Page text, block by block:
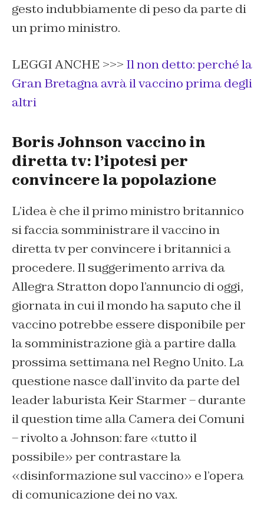
gesto indubbiamente di peso da parte di
un primo ministro.
LEGGI ANCHE >>> Il non detto: perché la
Gran Bretagna avrà il vaccino prima degli
altri
Boris Johnson vaccino in
diretta tv: l’ipotesi per
convincere la popolazione
L’idea è che il primo ministro britannico
si faccia somministrare il vaccino in
diretta tv per convincere i britannici a
procedere. Il suggerimento arriva da
Allegra Stratton dopo l’annuncio di oggi,
giornata in cui il mondo ha saputo che il
vaccino potrebbe essere disponibile per
la somministrazione già a partire dalla
prossima settimana nel Regno Unito. La
questione nasce dall’invito da parte del
leader laburista Keir Starmer – durante
il question time alla Camera dei Comuni
– rivolto a Johnson: fare «tutto il
possibile» per contrastare la
«disinformazione sul vaccino» e l’opera
di comunicazione dei no vax.